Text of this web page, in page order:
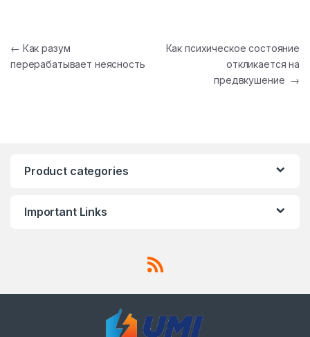
Post navigation
← Как разум
перерабатывает неясность
Как психическое состояние
откликается на
предвкушение →
Product categories
Important Links